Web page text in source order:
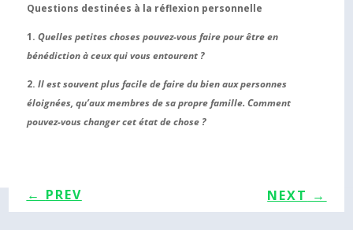
Questions destinées à la réflexion personnelle
1. Quelles petites choses pouvez-vous faire pour être en
bénédiction à ceux qui vous entourent ?
2. Il est souvent plus facile de faire du bien aux personnes
éloignées, qu’aux membres de sa propre famille. Comment
pouvez-vous changer cet état de chose ?
← PREV NEXT →